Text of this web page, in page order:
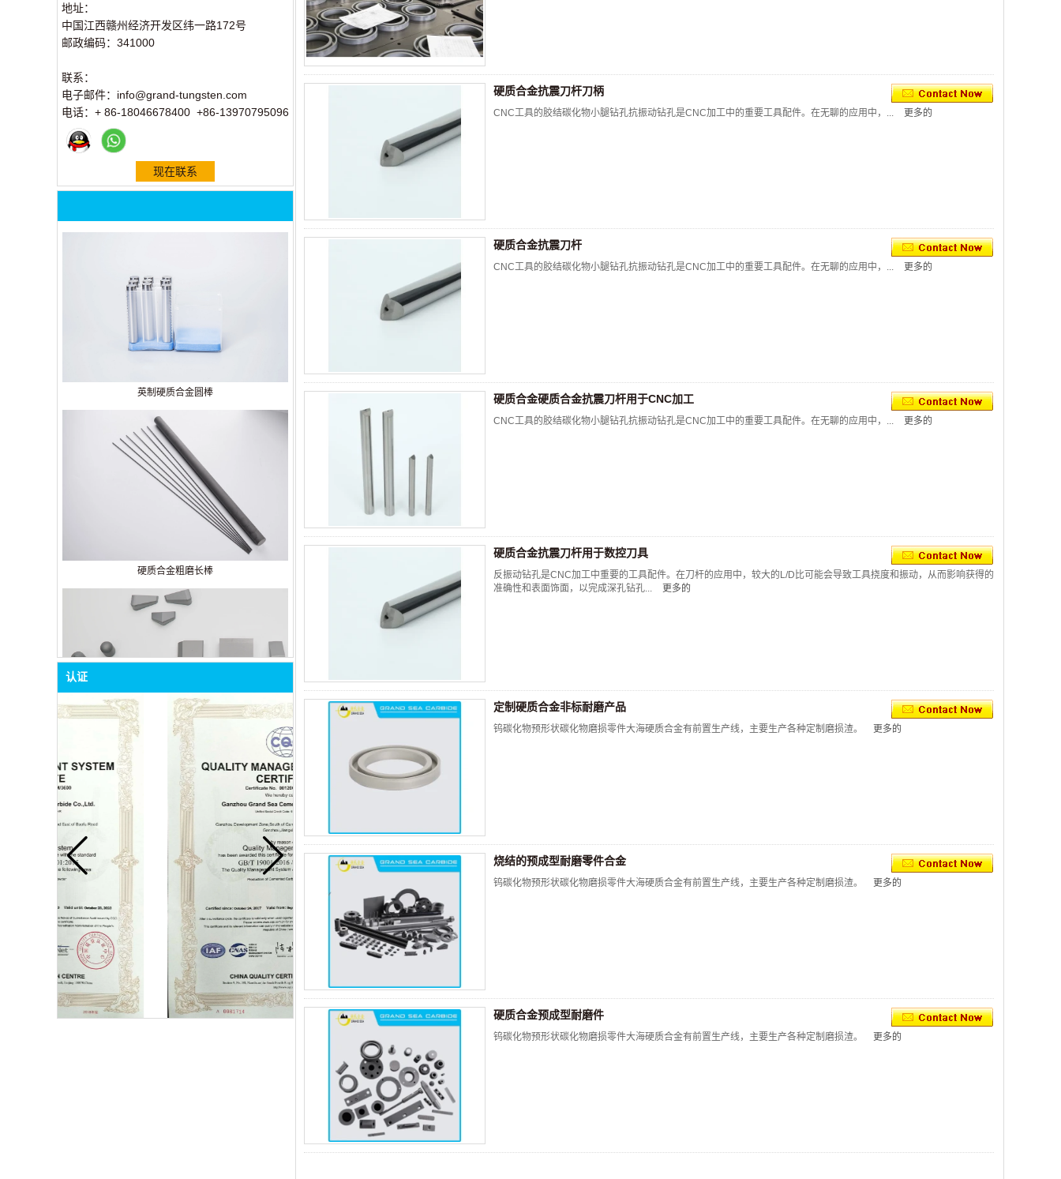
地址：
中国江西赣州经济开发区纬一路172号
邮政编码：341000
联系：
电子邮件：info@grand-tungsten.com
电话：+ 86-18046678400 +86-13970795096
现在联系
英制硬质合金圆棒
硬质合金粗磨长棒
合金矿用工具
硬质合金刀片
认证
硬质合金抗震刀杆刀柄
CNC工具的胶结碳化物小腿钻孔抗振动钻孔是CNC加工中的重要工具配件。在无聊的应用中，... 更多的
硬质合金抗震刀杆
CNC工具的胶结碳化物小腿钻孔抗振动钻孔是CNC加工中的重要工具配件。在无聊的应用中，... 更多的
硬质合金硬质合金抗震刀杆用于CNC加工
CNC工具的胶结碳化物小腿钻孔抗振动钻孔是CNC加工中的重要工具配件。在无聊的应用中，... 更多的
硬质合金抗震刀杆用于数控刀具
反振动钻孔是CNC加工中重要的工具配件。在刀杆的应用中，较大的L/D比可能会导致工具挠度和振动，从而影响获得的
准确性和表面饰面，以完成深孔钻孔...
更多的
定制硬质合金非标耐磨产品
钨碳化物预形状碳化物磨损零件大海硬质合金有前置生产线，主要生产各种定制磨损渣。 更多的
烧结的预成型耐磨零件合金
钨碳化物预形状碳化物磨损零件大海硬质合金有前置生产线，主要生产各种定制磨损渣。 更多的
硬质合金预成型耐磨件
钨碳化物预形状碳化物磨损零件大海硬质合金有前置生产线，主要生产各种定制磨损渣。 更多的